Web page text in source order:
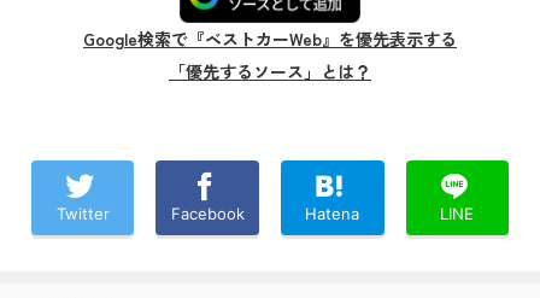
Google検索で『ベストカーWeb』を優先表示する
「優先するソース」とは？
Twitter Facebook Hatena LINE